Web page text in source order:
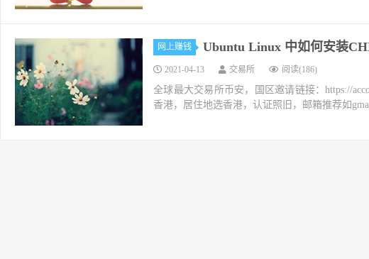
网上赚钱 Ubuntu Linux 中如何安装
2021-04-13 交易所 阅读(186)
全球最大交易所币安，国区邀请链接：https://
香港，居住地选香港，认证照旧，邮箱推荐如